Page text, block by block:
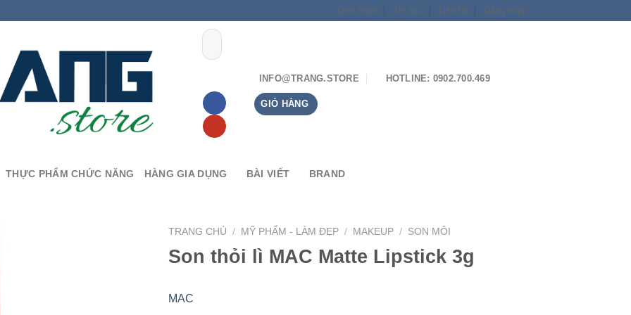
Giới thiệu Tin tức Liên hệ Đăng nhập
INFO@TRANG.STORE HOTLINE: 0902.700.469
GIỎ HÀNG
THỰC PHẨM CHỨC NĂNG HÀNG GIA DỤNG BÀI VIẾT BRAND
TRANG CHỦ / MỸ PHẨM - LÀM ĐẸP / MAKEUP / SON MÔI
Son thỏi lì MAC Matte Lipstick 3g
MAC